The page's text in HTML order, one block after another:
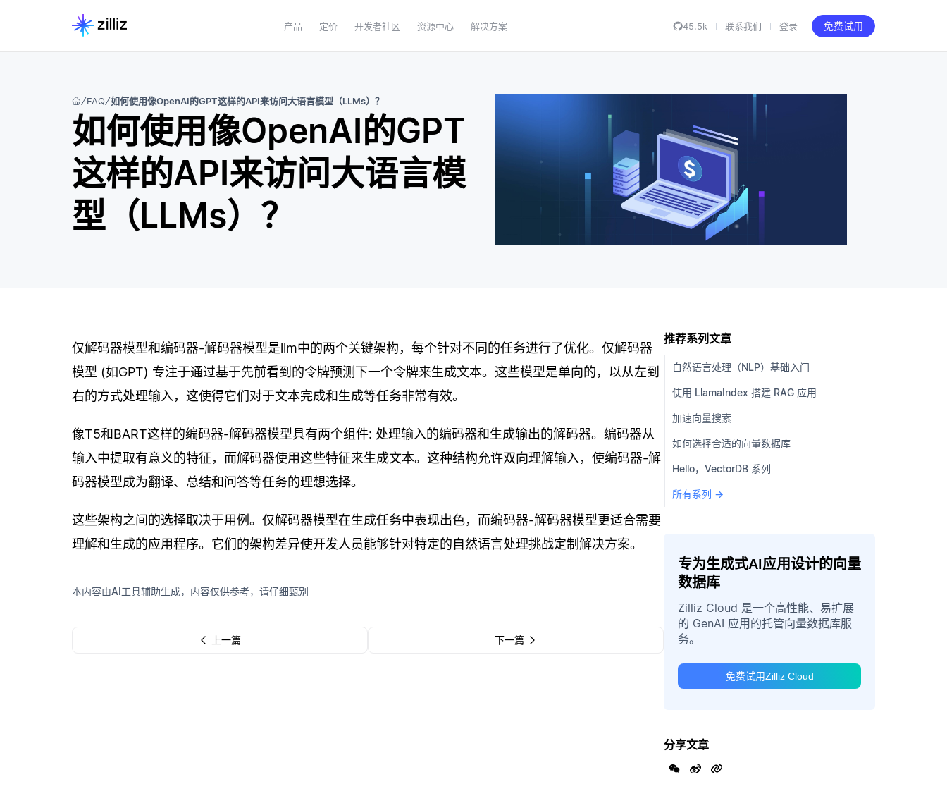
产品 定价 开发者社区 资源中心 解决方案 45.5k 联系我们 登录 免费试用
FAQ 如何使用像OpenAI的GPT这样的API来访问大语言模型（LLMs）？
如何使用像OpenAI的GPT
这样的API来访问大语言模
型（LLMs）？
仅解码器模型和编码器-解码器模型是llm中的两个关键架构，每个针对不同的任务进行了优化。仅解码器
模型 (如GPT) 专注于通过基于先前看到的令牌预测下一个令牌来生成文本。这些模型是单向的，以从左到
右的方式处理输入，这使得它们对于文本完成和生成等任务非常有效。
像T5和BART这样的编码器-解码器模型具有两个组件: 处理输入的编码器和生成输出的解码器。编码器从
输入中提取有意义的特征，而解码器使用这些特征来生成文本。这种结构允许双向理解输入，使编码器-解
码器模型成为翻译、总结和问答等任务的理想选择。
这些架构之间的选择取决于用例。仅解码器模型在生成任务中表现出色，而编码器-解码器模型更适合需要
理解和生成的应用程序。它们的架构差异使开发人员能够针对特定的自然语言处理挑战定制解决方案。
本内容由AI工具辅助生成，内容仅供参考，请仔细甄别
上一篇 下一篇
推荐系列文章
自然语言处理（NLP）基础入门
使用 LlamaIndex 搭建 RAG 应用
加速向量搜索
如何选择合适的向量数据库
Hello，VectorDB 系列
所有系列 →
专为生成式AI应用设计的向量
数据库
Zilliz Cloud 是一个高性能、易扩展
的 GenAI 应用的托管向量数据库服
务。
免费试用Zilliz Cloud
分享文章